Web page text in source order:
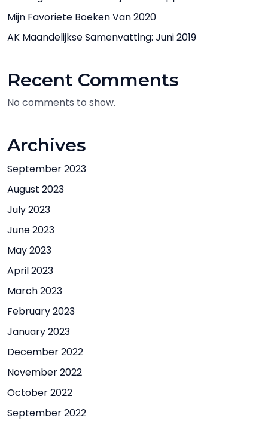
Mijn Favoriete Boeken Van 2020
AK Maandelijkse Samenvatting: Juni 2019
Recent Comments
No comments to show.
Archives
September 2023
August 2023
July 2023
June 2023
May 2023
April 2023
March 2023
February 2023
January 2023
December 2022
November 2022
October 2022
September 2022